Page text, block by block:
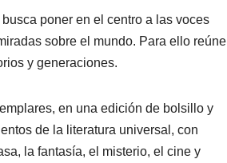
poner en el centro a las voces
sobre el mundo. Para ello reúne
y generaciones.
en una edición de bolsillo y
de la literatura universal, con
la fantasía, el misterio, el cine y